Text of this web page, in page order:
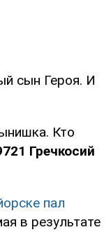
сын Героя. И
Кто
Гречкосий
пал
в результате